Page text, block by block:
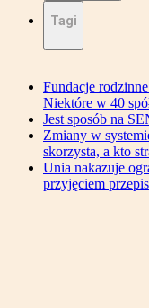
Tagi
Fundacje
Niektóre w 40
Jest sposób na
Zmiany w
skorzysta, a kto
Unia nakazuje
przyjęciem